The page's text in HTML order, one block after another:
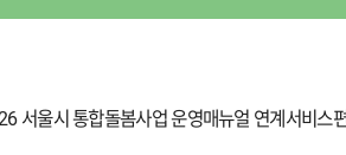
서울시 통합돌봄사업 운영매뉴얼 연계서비스